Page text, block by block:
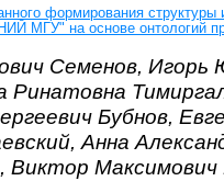
формирования
МГУ" на основе онтологий
Семенов, Игорь
Ринатовна
Бубнов,
Анна
Виктор